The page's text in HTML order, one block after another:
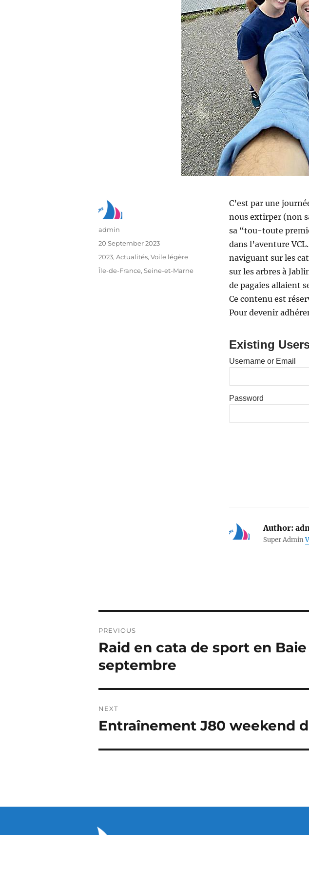
C’est par une
nous extirper (non
sa “tou-toute
dans l’aventure
naviguant sur les
sur les arbres à
de pagaies allaient
Ce contenu est
Pour devenir
Existing
Username or Email
Password
Author:
Super Admin
admin
20 September 2023
2023, Actualités, Voile légère
Île-de-France, Seine-et-Marne
PREVIOUS
Raid en cata de sport en
septembre
NEXT
Entraînement J80 weekend